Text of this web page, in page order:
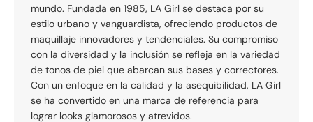
mundo. Fundada en 1985, LA Girl se destaca por su
estilo urbano y vanguardista, ofreciendo productos de
maquillaje innovadores y tendenciales. Su compromiso
con la diversidad y la inclusión se refleja en la variedad
de tonos de piel que abarcan sus bases y correctores.
Con un enfoque en la calidad y la asequibilidad, LA Girl
se ha convertido en una marca de referencia para
lograr looks glamorosos y atrevidos.